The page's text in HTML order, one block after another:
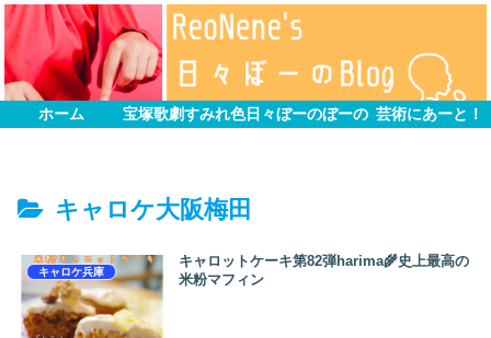
ホーム 宝塚歌劇すみれ色日々ぼーのぼーの 芸術にあーと！
キャロケ大阪梅田
キャロケ兵庫
キャロットケーキ第82弾harima🌾史上最高の
米粉マフィン